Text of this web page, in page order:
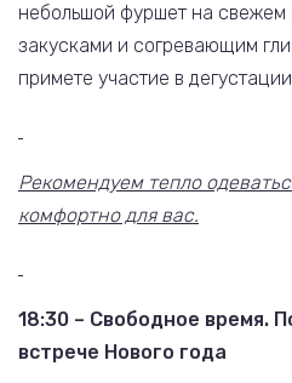
небольшой фуршет на свежем
закусками и согревающим
примете участие в
Рекомендуем тепло
комфортно для вас.
18:30 – Свободное время.
встрече Нового года